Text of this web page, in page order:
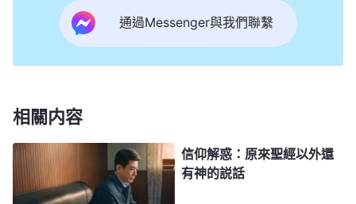
耶穌作完的事、説完的話，你看看他們所記載的，簡
直是一個人一個樣，各人有各人的看見。若説寫書的
人所寫的完全出于聖靈，那就應該一樣，是統一的，
糊塗了嗎？
的説法》從這些話中我明白了：聖經裏除了耶和華的
話、主耶穌的話，神曉喻先知、啓示約翰的話以外，
其餘的都是人的記載，有的記載的是一些歷史事實，
通過Messenger與我們聯繫
相關内容
信仰解惑：原來聖經以外還
有神的説話